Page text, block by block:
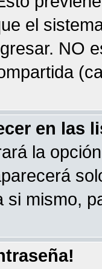
el
NO
en las
la
si mismo,